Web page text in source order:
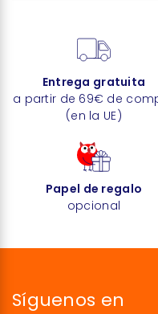
Entrega gratuita
a partir de 69€ de
(en la UE)
Papel de regalo
opcional
Síguenos en